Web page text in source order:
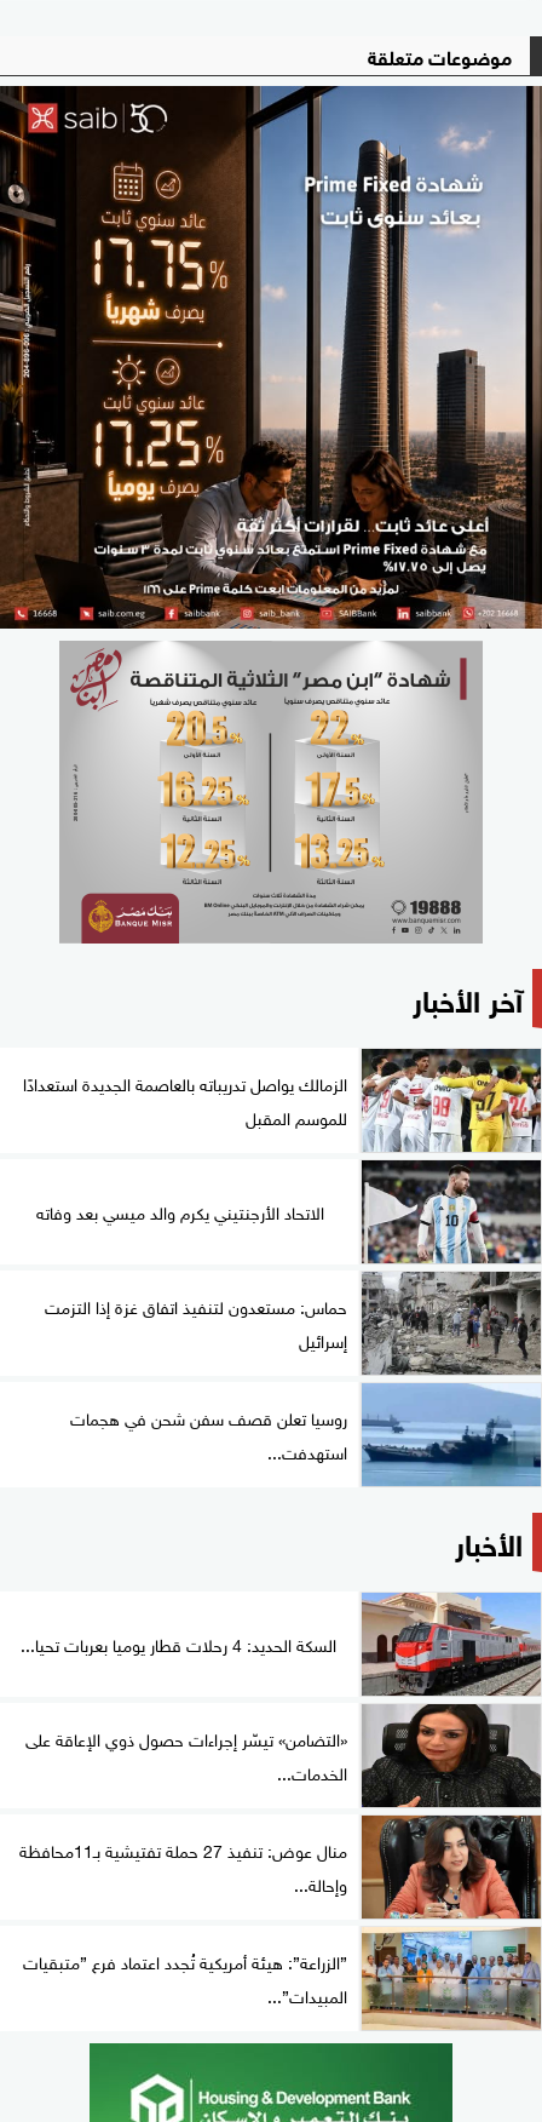
موضوعات متعلقة
آخر الأخبار
الزمالك يواصل تدريباته بالعاصمة الجديدة استعدادًا
للموسم المقبل
الاتحاد الأرجنتيني يكرم والد ميسي بعد وفاته
حماس: مستعدون لتنفيذ اتفاق غزة إذا التزمت
إسرائيل
روسيا تعلن قصف سفن شحن في هجمات
استهدفت...
الأخبار
السكة الحديد: 4 رحلات قطار يوميا بعربات تحيا...
«التضامن» تيسّر إجراءات حصول ذوي الإعاقة على
الخدمات...
منال عوض: تنفيذ 27 حملة تفتيشية بـ11محافظة
وإحالة...
”الزراعة”: هيئة أمريكية تُجدد اعتماد فرع ”متبقيات
المبيدات”...